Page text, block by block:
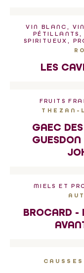
VIN BLANC,
PÉTILLANTS,
SPIRITUEUX,
LES
FRUITS
THEZAN-
GAEC
MIELS ET
BROCARD -